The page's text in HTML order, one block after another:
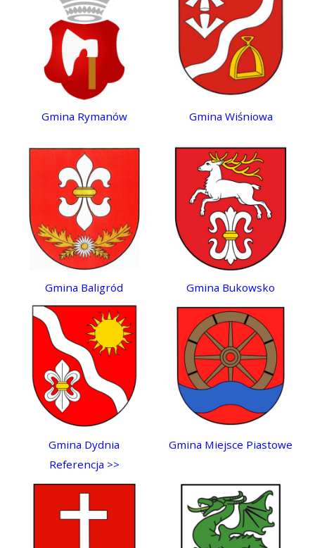
Gmina Rymanów Gmina Wiśniowa
Gmina Baligród Gmina Bukowsko
Gmina Dydnia
Referencja >>
Gmina Miejsce Piastowe